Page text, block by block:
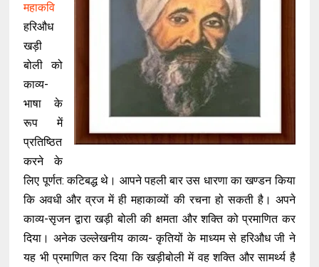
महाकवि
हरिऔध
खड़ी
बोली को
काव्य-
भाषा के
रूप में
प्रतिष्ठित
करने के
लिए पूर्णत: कटिबद्ध थे। आपने पहली बार उस धारणा का खण्डन किया
कि अवधी और व्रज में ही महाकाव्यों की रचना हो सकती है। अपने
काव्य-सृजन द्वारा खड़ी बोली की क्षमता और शक्ति को प्रमाणित कर
दिया। अनेक उल्लेखनीय काव्य- कृतियों के माध्यम से हरिऔध जी ने
यह भी प्रमाणित कर दिया कि खड़ीबोली में वह शक्ति और सामर्थ्य है